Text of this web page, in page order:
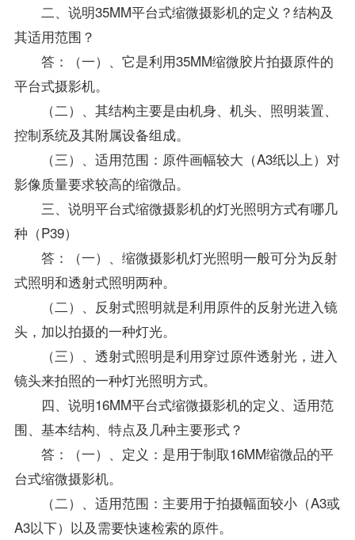
二、说明35MM平台式缩微摄影机的定义？结构及
其适用范围？
答：（一）、它是利用35MM缩微胶片拍摄原件的
平台式摄影机。
（二）、其结构主要是由机身、机头、照明装置、
控制系统及其附属设备组成。
（三）、适用范围：原件画幅较大（A3纸以上）对
影像质量要求较高的缩微品。
三、说明平台式缩微摄影机的灯光照明方式有哪几
种（P39）
答：（一）、缩微摄影机灯光照明一般可分为反射
式照明和透射式照明两种。
（二）、反射式照明就是利用原件的反射光进入镜
头，加以拍摄的一种灯光。
（三）、透射式照明是利用穿过原件透射光，进入
镜头来拍照的一种灯光照明方式。
四、说明16MM平台式缩微摄影机的定义、适用范
围、基本结构、特点及几种主要形式？
答：（一）、定义：是用于制取16MM缩微品的平
台式缩微摄影机。
（二）、适用范围：主要用于拍摄幅面较小（A3或
A3以下）以及需要快速检索的原件。